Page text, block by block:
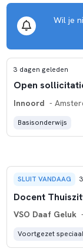
Wil je
3 dagen geleden
Open
Innoord -
Basisonderwijs
SLUIT VANDAAG
Docent
VSO Daaf Geluk
Voortgezet